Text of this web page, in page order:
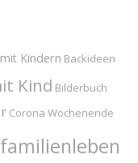
Kindern Backideen
Kind Bilderbuch
Corona Wochenende
familienleben